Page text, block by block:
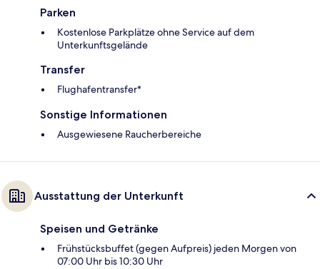
Parken
Kostenlose Parkplätze ohne Service auf dem
Unterkunftsgelände
Transfer
Flughafentransfer*
Sonstige Informationen
Ausgewiesene Raucherbereiche
Ausstattung der Unterkunft
Speisen und Getränke
Frühstücksbuffet (gegen Aufpreis) jeden Morgen von
07:00 Uhr bis 10:30 Uhr